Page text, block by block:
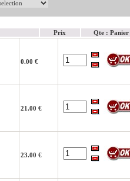
Prix Qte : Panier
0.00 €
21.00 €
23.00 €